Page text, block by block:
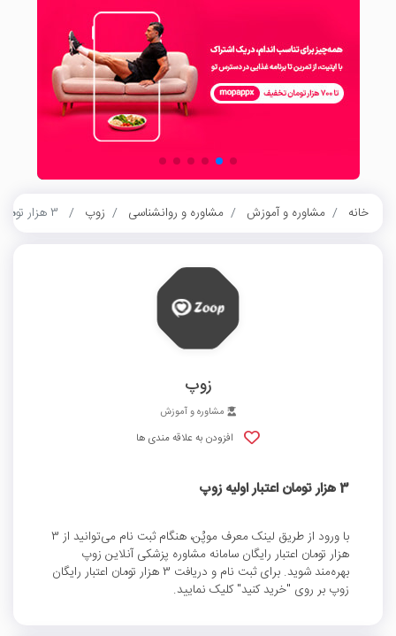
خانه مشاوره و آموزش مشاوره و روانشناسی زوپ
زوپ
مشاوره و آموزش
افزودن به علاقه مندی ها
3 هزار تومان اعتبار اولیه زوپ
با ورود از طریق لینک معرف موپُن، هنگام ثبت نام می‌توانید از 3
هزار تومان اعتبار رایگان سامانه مشاوره پزشکی آنلاین زوپ
بهره‌مند شوید. برای ثبت نام و دریافت 3 هزار تومان اعتبار رایگان
زوپ بر روی "خرید کنید" کلیک نمایید.